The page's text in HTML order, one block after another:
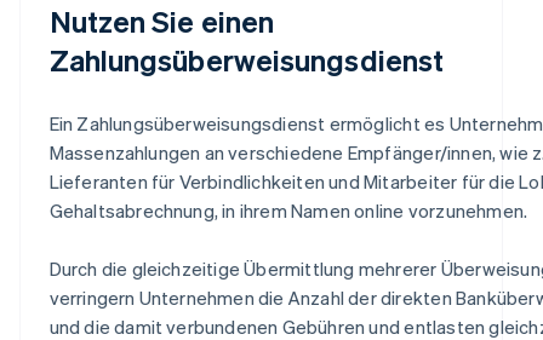
Nutzen Sie einen
Zahlungsüberweisungsdienst
Ein Zahlungsüberweisungsdienst ermöglicht es
Massenzahlungen an verschiedene Empfänger/innen, wie
Lieferanten für Verbindlichkeiten und Mitarbeiter für die
Gehaltsabrechnung, in ihrem Namen online vorzunehmen.
Durch die gleichzeitige Übermittlung mehrerer
verringern Unternehmen die Anzahl der direkten
und die damit verbundenen Gebühren und entlasten